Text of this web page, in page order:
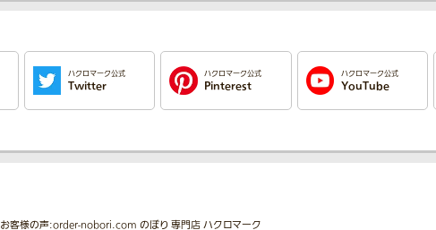
ハクロマーク公式
Twitter
ハクロマーク公式
Pinterest
ハクロマーク公式
YouTube
お客様の声:order-nobori.com のぼり 専門店 ハクロマーク